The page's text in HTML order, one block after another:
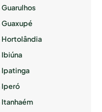
Hortolândia
Ipatinga
Iperó